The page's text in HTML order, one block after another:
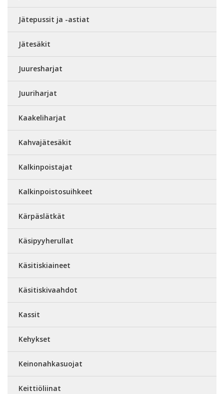
Jätepussit ja -astiat
Jätesäkit
Juuresharjat
Juuriharjat
Kaakeliharjat
Kahvajätesäkit
Kalkinpoistajat
Kalkinpoistosuihkeet
Kärpäslätkät
Käsipyyherullat
Käsitiskiaineet
Käsitiskivaahdot
Kassit
Kehykset
Keinonahkasuojat
Keittiöliinat